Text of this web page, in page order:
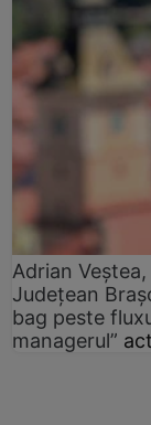
Adrian
Județean
bag peste
managerul”